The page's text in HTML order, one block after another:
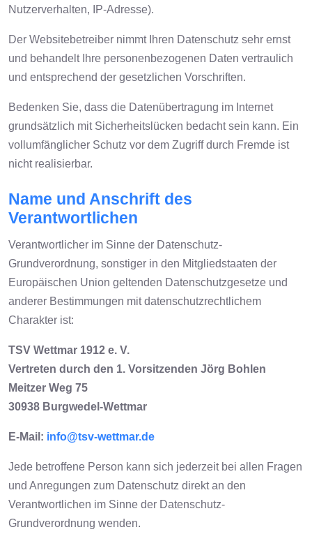
Nutzerverhalten, IP-Adresse).
Der Websitebetreiber nimmt Ihren Datenschutz sehr ernst
und behandelt Ihre personenbezogenen Daten vertraulich
und entsprechend der gesetzlichen Vorschriften.
Bedenken Sie, dass die Datenübertragung im Internet
grundsätzlich mit Sicherheitslücken bedacht sein kann. Ein
vollumfänglicher Schutz vor dem Zugriff durch Fremde ist
nicht realisierbar.
Name und Anschrift des
Verantwortlichen
Verantwortlicher im Sinne der Datenschutz-
Grundverordnung, sonstiger in den Mitgliedstaaten der
Europäischen Union geltenden Datenschutzgesetze und
anderer Bestimmungen mit datenschutzrechtlichem
Charakter ist:
TSV Wettmar 1912 e. V.
Vertreten durch den 1. Vorsitzenden Jörg Bohlen
Meitzer Weg 75
30938 Burgwedel-Wettmar
E-Mail: info@tsv-wettmar.de
Jede betroffene Person kann sich jederzeit bei allen Fragen
und Anregungen zum Datenschutz direkt an den
Verantwortlichen im Sinne der Datenschutz-
Grundverordnung wenden.